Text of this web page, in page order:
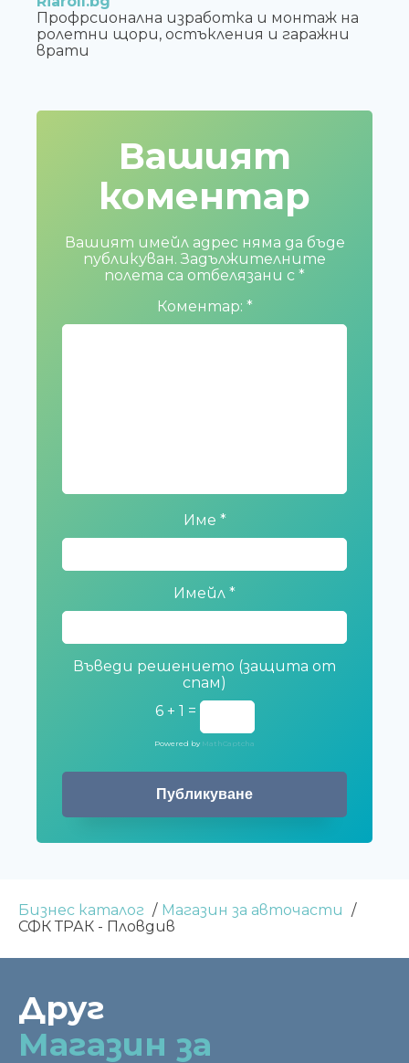
Профрсионална изработка и монтаж на
ролетни щори, остъкления и гаражни
врати
Вашият
коментар
Вашият имейл адрес няма да бъде
публикуван. Задължителните
полета са отбелязани с *
Коментар: *
Име *
Имейл *
Въведи решението (защита от
спам)
6 + 1 =
Powered by MathCaptcha
Бизнес каталог
Магазин за авточасти
СФК ТРАК - Пловдив
Друг
Магазин за